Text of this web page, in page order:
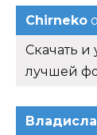
Chirneko
Скачать и
лучшей